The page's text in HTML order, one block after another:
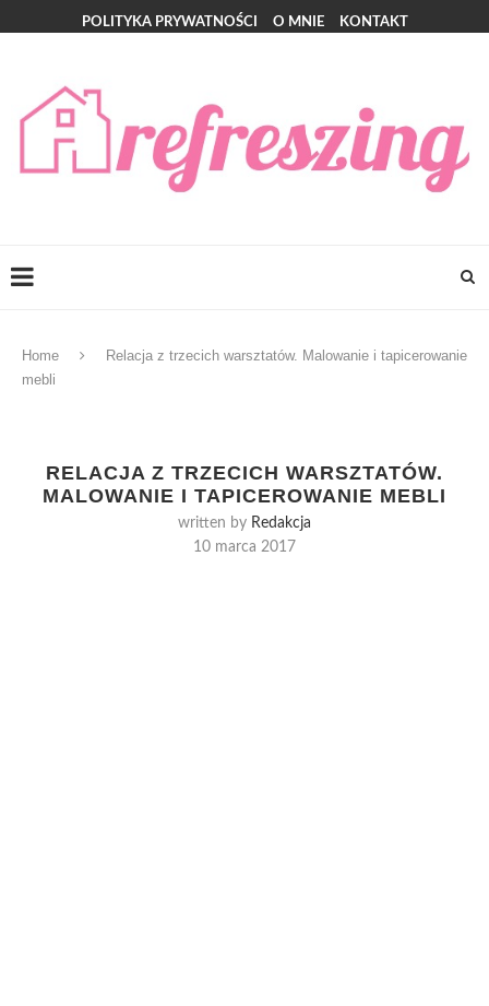
POLITYKA PRYWATNOŚCI O MNIE KONTAKT
Home
Relacja z trzecich warsztatów. Malowanie i tapicerowanie
mebli
RELACJA Z TRZECICH WARSZTATÓW.
MALOWANIE I TAPICEROWANIE MEBLI
written by Redakcja
10 marca 2017